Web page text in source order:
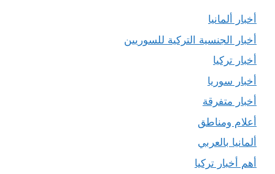
أخبار ألمانيا
أخبار الجنسية التركية للسوريين
أخبار تركيا
أخبار سوريا
أخبار متفرقة
أعلام ومناطق
ألمانيا بالعربي
أهم أخبار تركيا